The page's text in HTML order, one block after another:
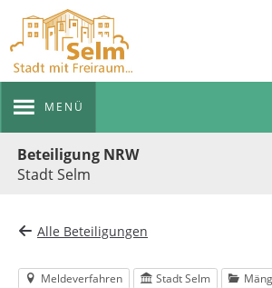
MENÜ
Beteiligung NRW
Stadt Selm
Alle Beteiligungen
Meldeverfahren Stadt Selm